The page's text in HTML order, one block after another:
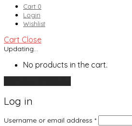
Cart 0
Login
Wishlist
Cart Close
Updating…
No products in the cart.
Log in
Username or email address *